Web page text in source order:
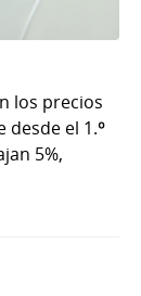
los precios
el 1.º
5%,